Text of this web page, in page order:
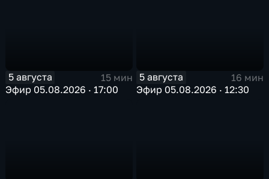
5 августа
15 мин
Эфир 05.08.2026 · 17:00
5 августа
16 мин
Эфир 05.08.2026 · 12:30